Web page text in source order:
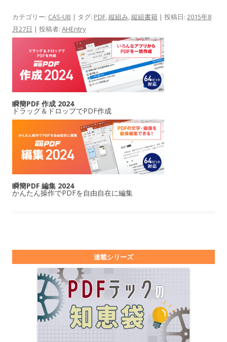
カテゴリー: CAS-UB | タグ: PDF,縦組み,縦組書籍 | 投稿日: 2015年8
月27日 | 投稿者: AHEntry
瞬簡PDF 作成 2024
ドラッグ＆ドロップでPDF作成
瞬簡PDF 編集 2024
かんたん操作でPDFを自由自在に編集
連載シリーズ